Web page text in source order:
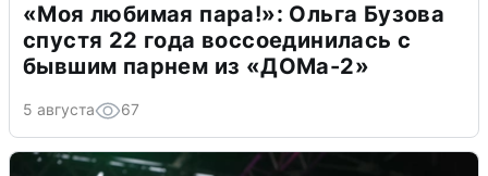
«Моя любимая пара!»: Ольга Бузова
спустя 22 года воссоединилась с
бывшим парнем из «ДОМа-2»
5 августа 67